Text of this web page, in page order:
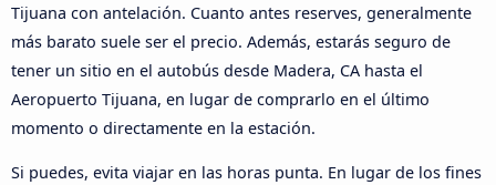
Tijuana con antelación. Cuanto antes reserves, generalmente
más barato suele ser el precio. Además, estarás seguro de
tener un sitio en el autobús desde Madera, CA hasta el
Aeropuerto Tijuana, en lugar de comprarlo en el último
momento o directamente en la estación.
Si puedes, evita viajar en las horas punta. En lugar de los fines